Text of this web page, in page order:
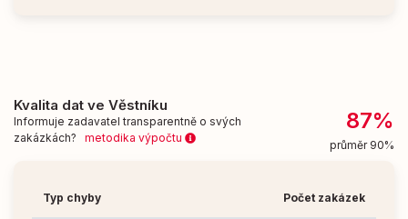
Kvalita dat ve Věstníku
Informuje zadavatel transparentně o svých
zakázkách? metodika výpočtu
87%
průměr 90%
Typ chyby Počet zakázek